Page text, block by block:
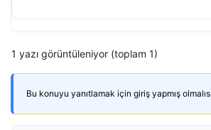
1 yazı görüntüleniyor (toplam 1)
Bu konuyu yanıtlamak için giriş yapmış